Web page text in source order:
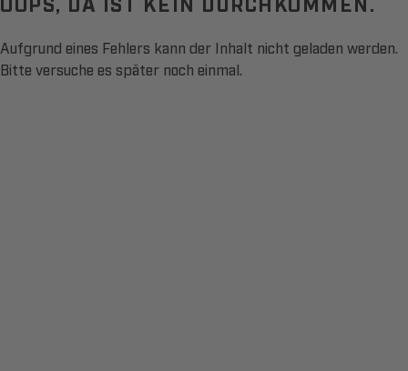
Aufgrund eines Fehlers kann der Inhalt nicht geladen werden.
Bitte versuche es später noch einmal.